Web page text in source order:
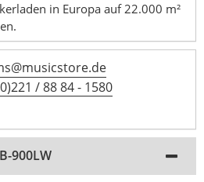
in Europa auf 22.000 m²
/ 88 84 - 1580
900LW